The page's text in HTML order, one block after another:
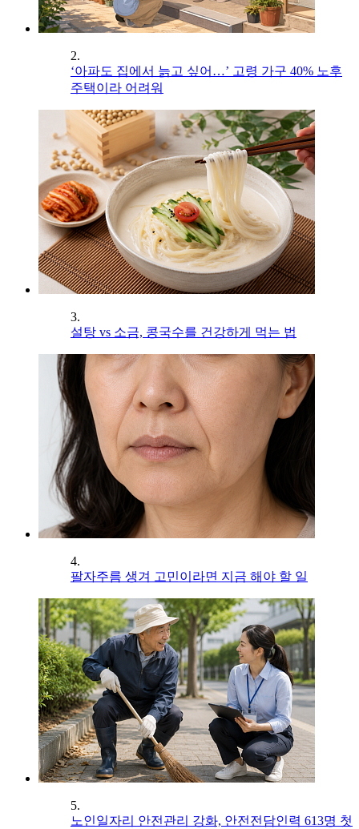
2.
‘아파도 집에서 늙고 싶어…’ 고령 가구 40% 노후
주택이라 어려워
3.
설탕 vs 소금, 콩국수를 건강하게 먹는 법
4.
팔자주름 생겨 고민이라면 지금 해야 할 일
5.
노인일자리 안전관리 강화, 안전전담인력 613명 첫